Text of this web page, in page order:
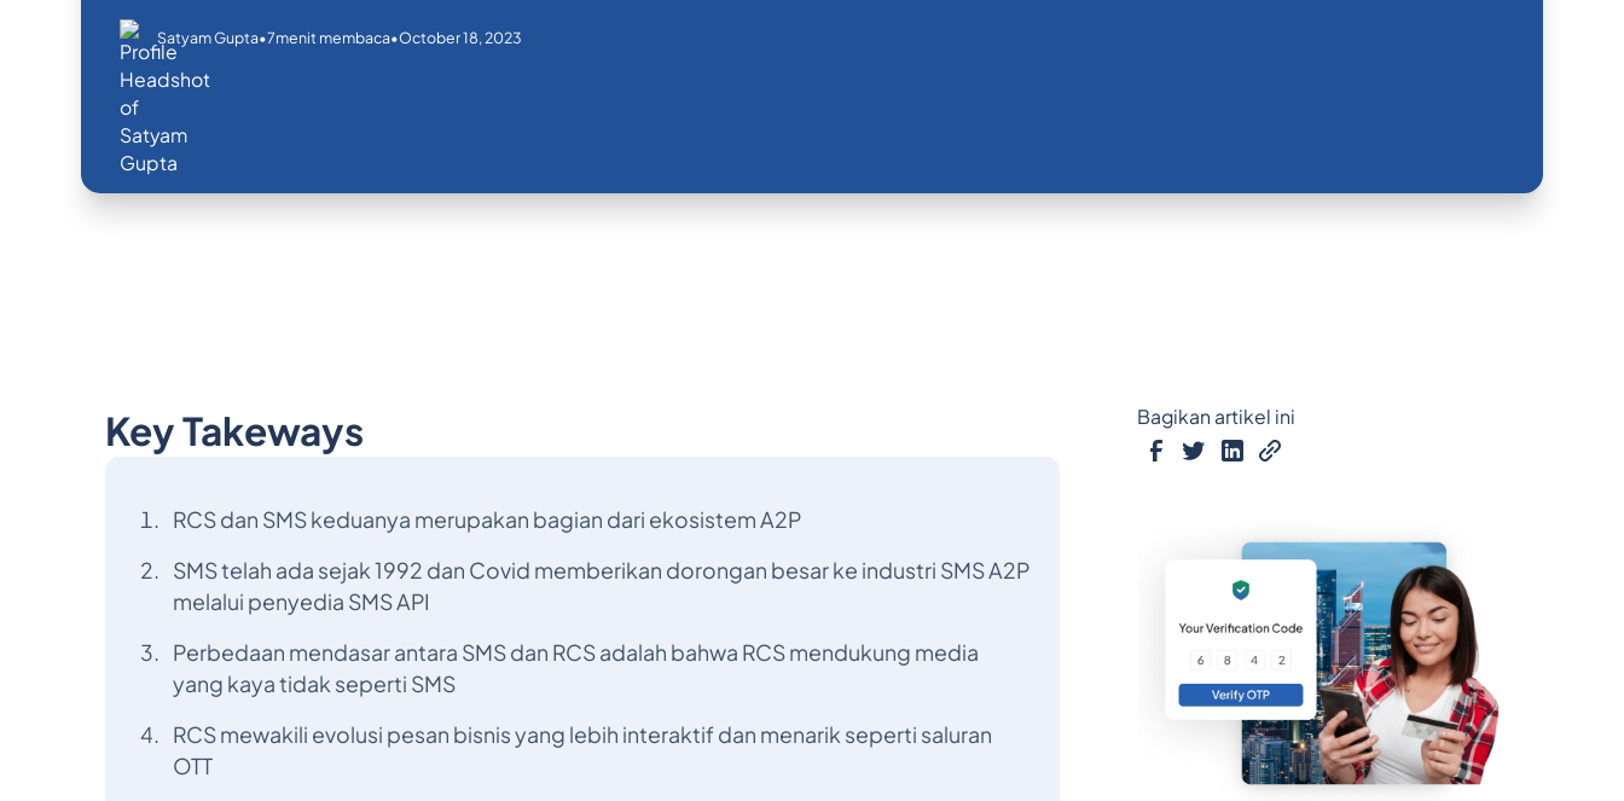
Satyam Gupta•7menit membaca•October 18, 2023
Key Takeways
RCS dan SMS keduanya merupakan bagian dari ekosistem A2P
SMS telah ada sejak 1992 dan Covid memberikan dorongan besar ke industri SMS A2P
melalui penyedia SMS API
Perbedaan mendasar antara SMS dan RCS adalah bahwa RCS mendukung media
yang kaya tidak seperti SMS
RCS mewakili evolusi pesan bisnis yang lebih interaktif dan menarik seperti saluran
OTT
Bagikan artikel ini